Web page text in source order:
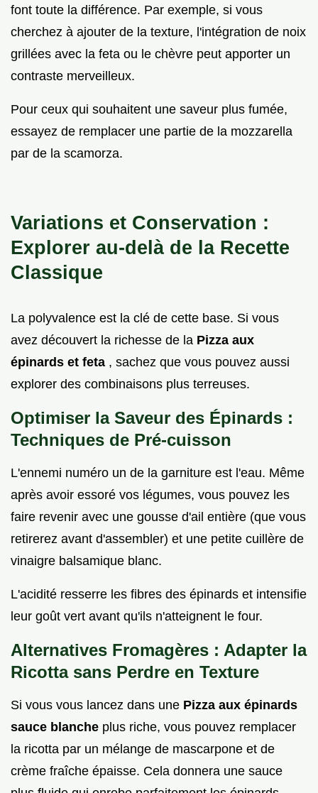
font toute la différence. Par exemple, si vous
cherchez à ajouter de la texture, l'intégration de noix
grillées avec la feta ou le chèvre peut apporter un
contraste merveilleux.
Pour ceux qui souhaitent une saveur plus fumée,
essayez de remplacer une partie de la mozzarella
par de la scamorza.
Variations et Conservation :
Explorer au-delà de la Recette
Classique
La polyvalence est la clé de cette base. Si vous
avez découvert la richesse de la Pizza aux
épinards et feta , sachez que vous pouvez aussi
explorer des combinaisons plus terreuses.
Optimiser la Saveur des Épinards :
Techniques de Pré-cuisson
L'ennemi numéro un de la garniture est l'eau. Même
après avoir essoré vos légumes, vous pouvez les
faire revenir avec une gousse d'ail entière (que vous
retirerez avant d'assembler) et une petite cuillère de
vinaigre balsamique blanc.
L'acidité resserre les fibres des épinards et intensifie
leur goût vert avant qu'ils n'atteignent le four.
Alternatives Fromagères : Adapter la
Ricotta sans Perdre en Texture
Si vous vous lancez dans une Pizza aux épinards
sauce blanche plus riche, vous pouvez remplacer
la ricotta par un mélange de mascarpone et de
crème fraîche épaisse. Cela donnera une sauce